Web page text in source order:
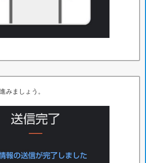
みましょう。